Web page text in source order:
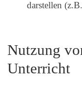
darstellen
Nutzung
Unterricht